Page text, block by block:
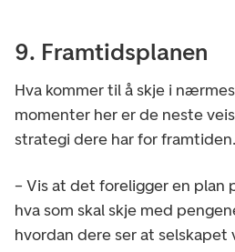
9. Framtidsplanen
Hva kommer til å skje i
momenter her er de neste
strategi dere har for framtiden.
– Vis at det foreligger en plan
hva som skal skje med
hvordan dere ser at selskapet